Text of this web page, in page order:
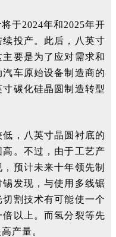
于2024年和2025年开
投产。此后，八英寸
要是为了应对需求和
车原始设备制造商的
碳化硅晶圆制造转型
，八英寸晶圆衬底的
。不过，由于工艺产
预计未来十年领先制
发现，与使用多线锯
割技术有可能使一个
以上。而氢分裂等先
产量。